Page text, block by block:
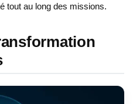
tout au long des missions.